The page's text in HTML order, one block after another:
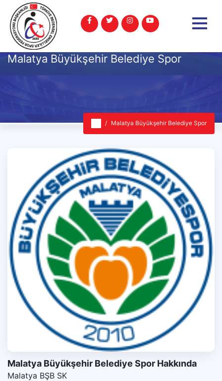
Malatya Büyükşehir Belediye Spor
Malatya Büyükşehir Belediye Spor
Malatya Büyükşehir Belediye Spor Hakkında
Malatya BŞB SK